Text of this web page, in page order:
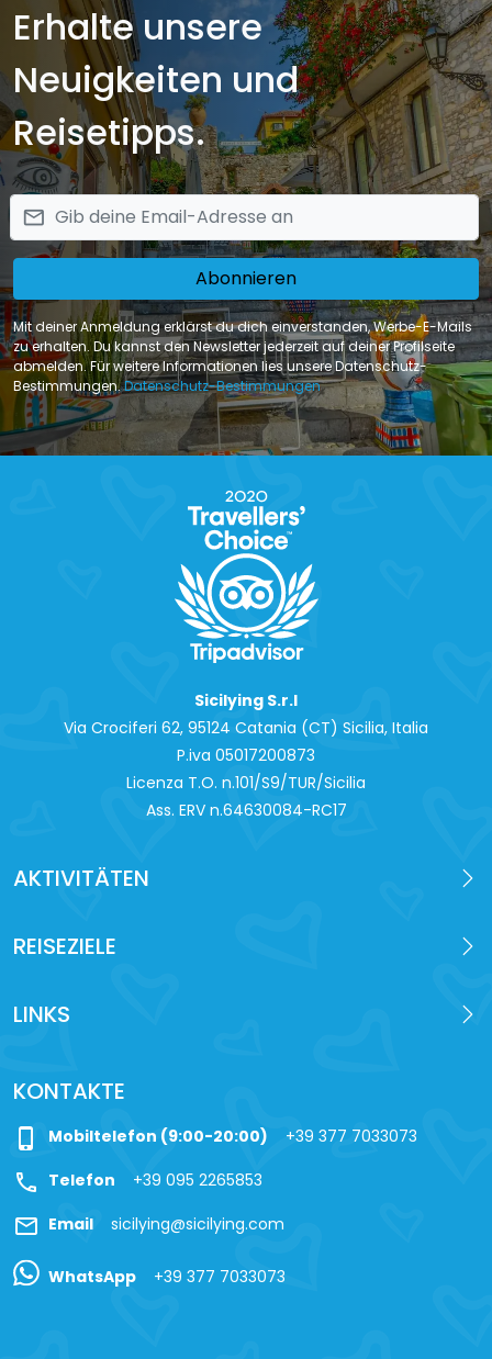
Erhalte unsere
Neuigkeiten und
Reisetipps.
email
Abonnieren
Mit deiner Anmeldung erklärst du dich einverstanden, Werbe-E-Mails
zu erhalten. Du kannst den Newsletter jederzeit auf deiner Profilseite
abmelden. Für weitere Informationen lies unsere Datenschutz-
Bestimmungen.Datenschutz-Bestimmungen
Sicilying S.r.l
Via Crociferi 62, 95124 Catania (CT) Sicilia, Italia
P.iva 0‍5017200873
Licenza T.O. n.101/S9/TUR/Sicilia
Ass. ERV n.64630084-RC17
AKTIVITÄTEN
REISEZIELE
LINKS
KONTAKTE
phone_iphone Mobiltelefon (9:00-20:00) +39 377 7033073
call Telefon +39 095 2265853
mail Email sicilying@sicilying.com
WhatsApp +39 377 7033073